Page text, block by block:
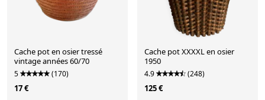
Cache pot en osier tressé
vintage années 60/70
5 (170)
17 €
Cache pot XXXXL en osier
1950
4.9 (248)
125 €